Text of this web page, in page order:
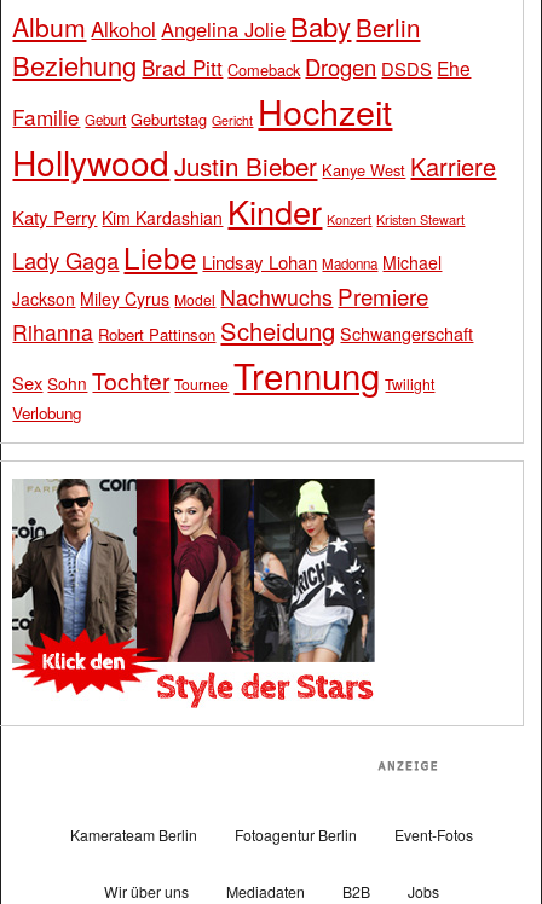
Album Alkohol Angelina Jolie BabyBerlin
Beziehung Brad Pitt Comeback Drogen DSDS Ehe
Familie Geburt Geburtstag Gericht Hochzeit
Hollywood Justin Bieber Kanye West Karriere
Katy Perry Kim Kardashian Kinder Konzert Kristen Stewart
Lady Gaga Liebe Lindsay Lohan Madonna Michael
Jackson Miley Cyrus Model Nachwuchs Premiere
Rihanna Robert Pattinson Scheidung Schwangerschaft
Sex Sohn Tochter Tournee Trennung Twilight
Verlobung
Kamerateam Berlin Fotoagentur Berlin Event-Fotos
Wir über uns Mediadaten B2B Jobs